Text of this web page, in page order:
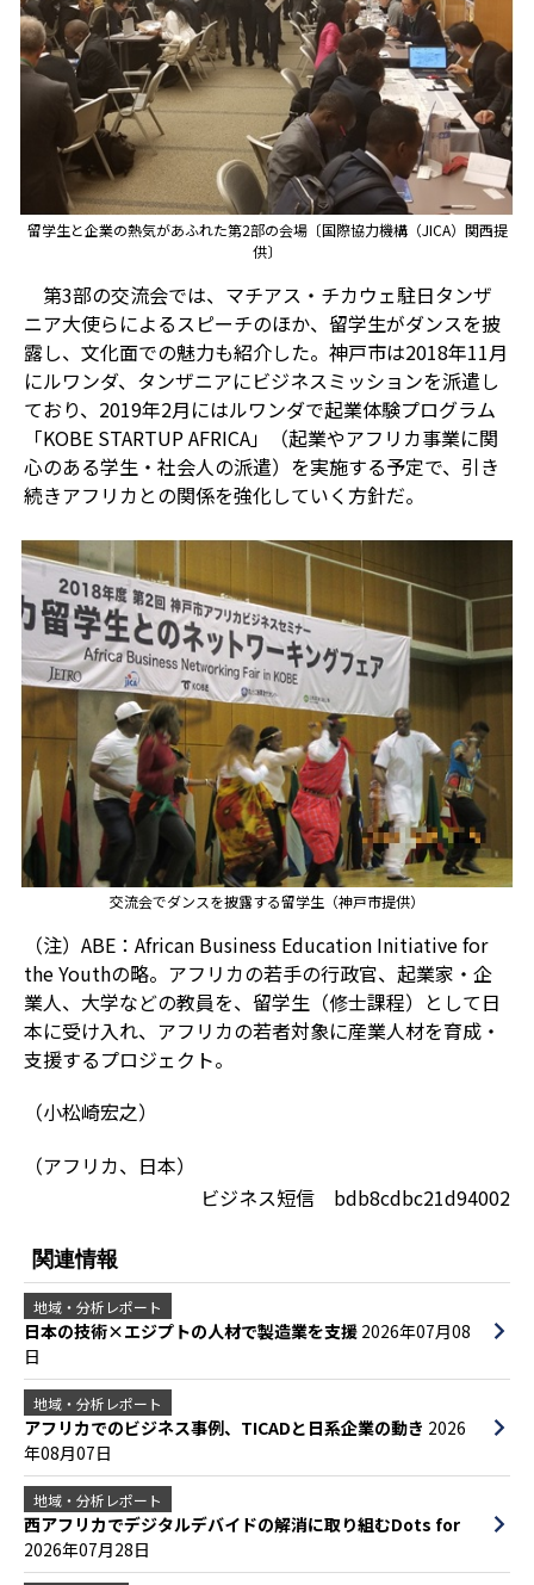
留学生と企業の熱気があふれた第2部の会場〔国際協力機構（JICA）関西提
供〕
第3部の交流会では、マチアス・チカウェ駐日タンザ
ニア大使らによるスピーチのほか、留学生がダンスを披
露し、文化面での魅力も紹介した。神戸市は2018年11月
にルワンダ、タンザニアにビジネスミッションを派遣し
ており、2019年2月にはルワンダで起業体験プログラム
「KOBE STARTUP AFRICA」（起業やアフリカ事業に関
心のある学生・社会人の派遣）を実施する予定で、引き
続きアフリカとの関係を強化していく方針だ。
交流会でダンスを披露する留学生（神戸市提供）
（注）ABE：African Business Education Initiative for
the Youthの略。アフリカの若手の行政官、起業家・企
業人、大学などの教員を、留学生（修士課程）として日
本に受け入れ、アフリカの若者対象に産業人材を育成・
支援するプロジェクト。
（小松崎宏之）
（アフリカ、日本）
ビジネス短信 bdb8cdbc21d94002
関連情報
地域・分析レポート
日本の技術×エジプトの人材で製造業を支援 2026年07月08
日
地域・分析レポート
アフリカでのビジネス事例、TICADと日系企業の動き 2026
年08月07日
地域・分析レポート
西アフリカでデジタルデバイドの解消に取り組むDots for
2026年07月28日